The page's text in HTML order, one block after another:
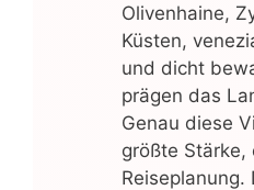
Olivenhaine,
Küsten,
und dicht
prägen das
Genau diese
größte
Reiseplanung.